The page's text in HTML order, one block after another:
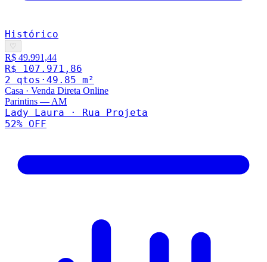
Histórico
♡
R$ 49.991,44
R$ 107.971,86
2 qtos · 49.85 m²
Casa · Venda Direta Online
Parintins — AM
Lady Laura · Rua Projeta
52% OFF